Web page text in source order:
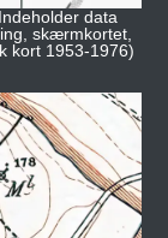
data
skærmkortet,
kort 1953-1976)